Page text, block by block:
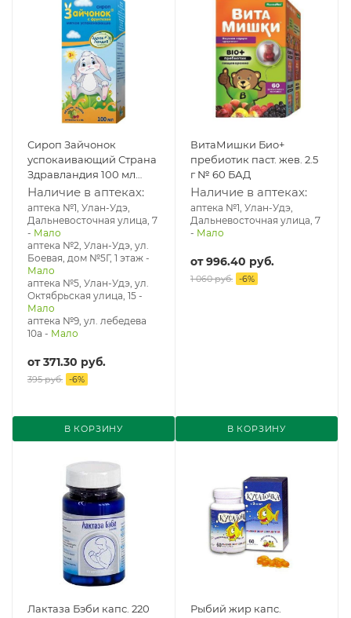
Сироп Зайчонок
успокаивающий Страна
Здравландия 100 мл
БАД
Наличие в аптеках:
аптека №1, Улан-Удэ,
Дальневосточная улица, 7
- Мало
аптека №2, Улан-Удэ, ул.
Боевая, дом №5Г, 1 этаж -
Мало
аптека №5, Улан-Удэ, ул. ​
Октябрьская улица, 15 -
Мало
аптека №9, ул. лебедева
10а - Мало
от371.30 руб.
395 руб. -6%
В КОРЗИНУ
ВитаМишки Био+
пребиотик паст. жев. 2.5
г № 60 БАД
Наличие в аптеках:
аптека №1, Улан-Удэ,
Дальневосточная улица, 7
- Мало
от996.40 руб.
1 060 руб. -6%
В КОРЗИНУ
Лактаза Бэби капс. 220
Рыбий жир капс.